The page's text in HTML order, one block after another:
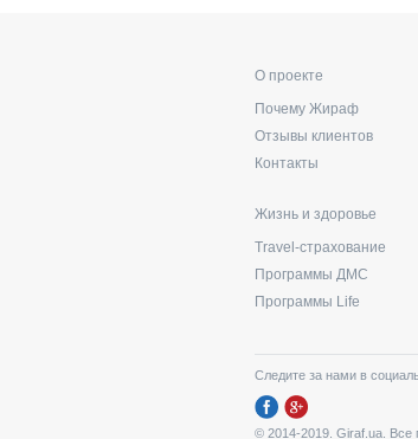
О проекте
Почему Жираф
Отзывы клиентов
Контакты
Жизнь и здоровье
Travel-страхование
Программы ДМС
Программы Life
Следите за нами в
© 2014-2019. Giraf.ua. Все